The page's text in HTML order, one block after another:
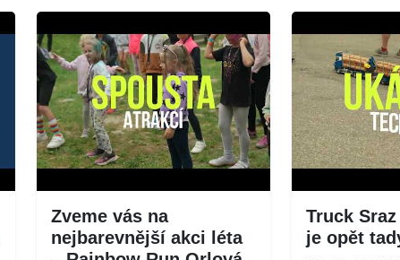
Zveme vás na
nejbarevnější akci léta
Truck
je opět